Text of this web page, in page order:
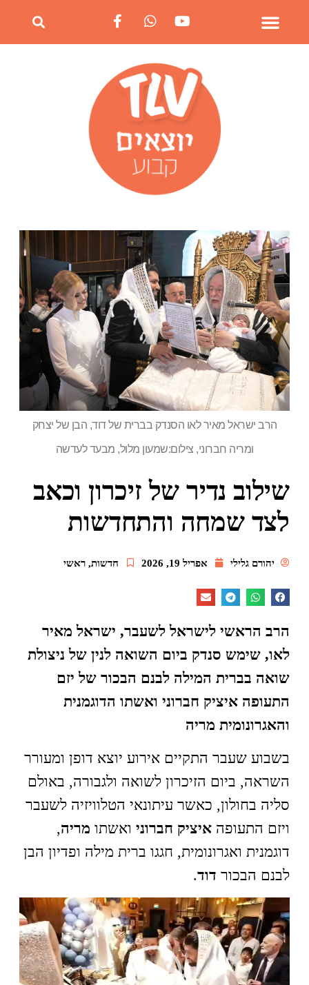
הרב ישראל מאיר לאו הסנדק בברית של דוד, הבן של יצחק
ומריה חברוני, צילום:שמעון מלול, מבעד לעדשה
שילוב נדיר של זיכרון וכאב
לצד שמחה והתחדשות
יהורם גלילי אפריל 19, 2026 חדשות, ראשי
הרב הראשי לישראל לשעבר, ישראל מאיר
לאו, שימש סנדק ביום השואה לנין של ניצולת
שואה בברית המילה לבנם הבכור של יזם
התעופה איציק חברוני ואשתו הדוגמנית
והאגרונומית מריה
בשבוע שעבר התקיים אירוע יוצא דופן ומעורר
השראה, ביום הזיכרון לשואה ולגבורה, באולם
סליה בחולון, כאשר עיתונאי הטלוויזיה לשעבר
ויזם התעופה איציק חברוניואשתו מריה,
דוגמנית ואגרונומית, חגגו ברית מילה ופדיון הבן
לבנם הבכור דוד.
נגן
וידאו